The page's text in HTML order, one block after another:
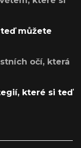
můžete
očí, která
které si teď